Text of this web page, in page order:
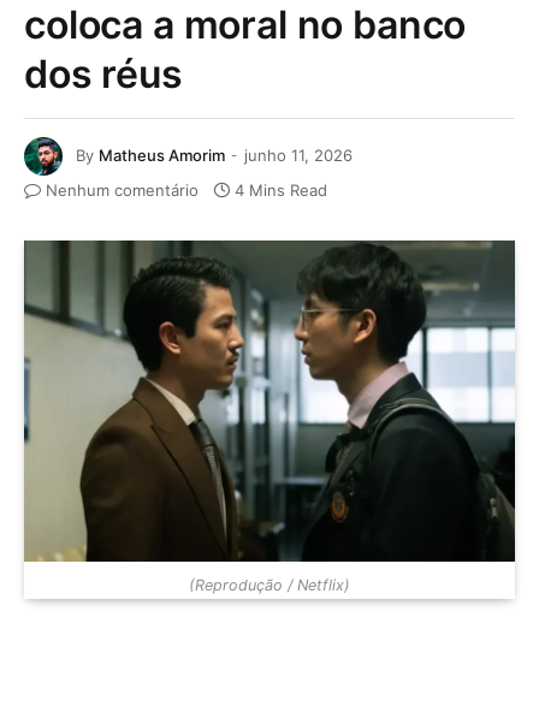
coloca a moral no banco
dos réus
By Matheus Amorim
junho 11, 2026
Nenhum comentário
4 Mins Read
(Reprodução / Netflix)